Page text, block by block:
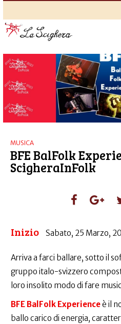
MUSICA
BFE BalFolk
ScigheraInFolk
Inizio Sabato, 25 Marzo,
Arriva a farci ballare, sotto il
gruppo italo-svizzero
loro insolito modo di fare
BFE BalFolk Experienceè il
ballo carico di energia,